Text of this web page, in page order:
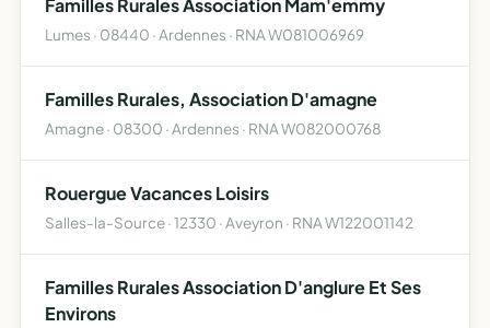
Familles Rurales Association Mam'emmy
Lumes · 08440 · Ardennes · RNA W081006969
Familles Rurales, Association D'amagne
Amagne · 08300 · Ardennes · RNA W082000768
Rouergue Vacances Loisirs
Salles-la-Source · 12330 · Aveyron · RNA W122001142
Familles Rurales Association D'anglure Et Ses
Environs